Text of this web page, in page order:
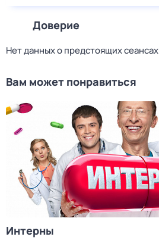
Доверие
Нет данных о предстоящих сеансах
Вам может понравиться
Интерны